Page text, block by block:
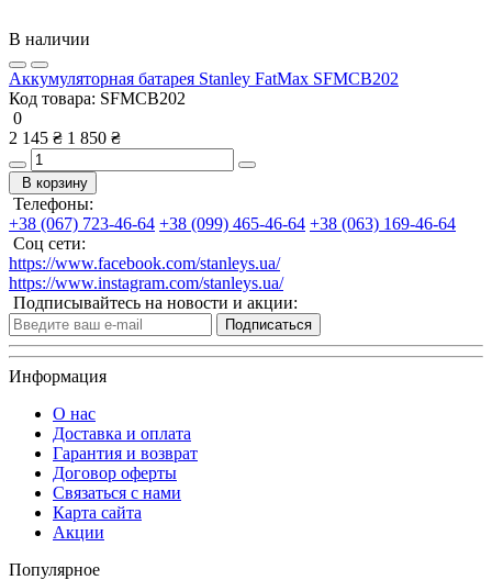
В наличии
Аккумуляторная батарея Stanley FatMax SFMCB202
Код товара: SFMCB202
0
2 145 ₴ 1 850 ₴
В корзину
Телефоны:
+38 (067) 723-46-64 +38 (099) 465-46-64 +38 (063) 169-46-64
Соц сети:
https://www.facebook.com/stanleys.ua/
https://www.instagram.com/stanleys.ua/
Подписывайтесь на новости и акции:
Подписаться
Информация
О нас
Доставка и оплата
Гарантия и возврат
Договор оферты
Связаться с нами
Карта сайта
Акции
Популярное